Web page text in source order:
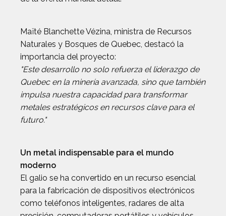
Maïté Blanchette Vézina, ministra de Recursos
Naturales y Bosques de Quebec, destacó la
importancia del proyecto:
"Este desarrollo no solo refuerza el liderazgo de
Quebec en la minería avanzada, sino que también
impulsa nuestra capacidad para transformar
metales estratégicos en recursos clave para el
futuro."
Un metal indispensable para el mundo
moderno
El galio se ha convertido en un recurso esencial
para la fabricación de dispositivos electrónicos
como teléfonos inteligentes, radares de alta